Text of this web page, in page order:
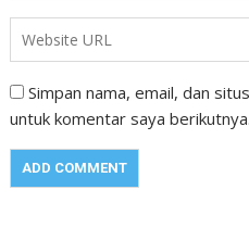
Simpan nama, email, dan
untuk komentar saya berikutnya.